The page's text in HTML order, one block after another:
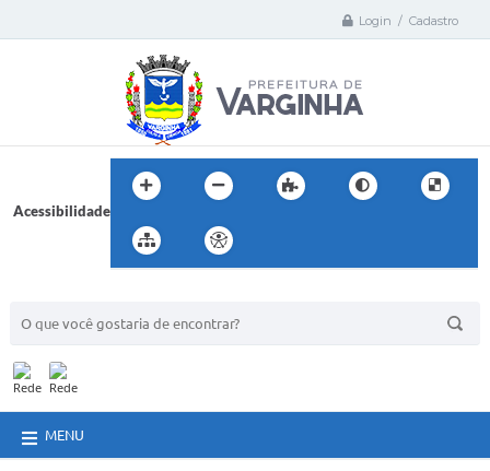
Login / Cadastro
Acessibilidade
MENU